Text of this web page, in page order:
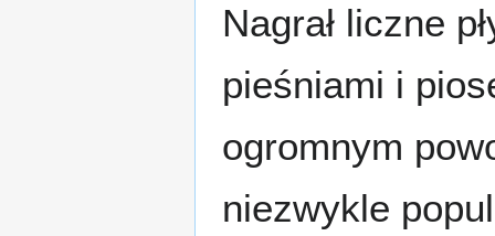
Nagrał liczne
pieśniami i
ogromnym
niezwykle